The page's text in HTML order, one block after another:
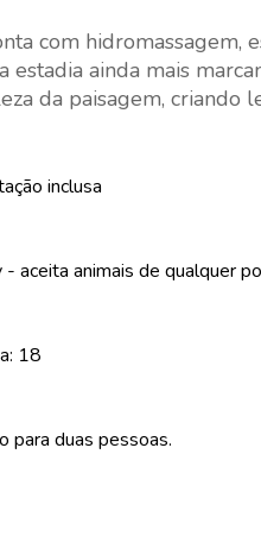
com hidromassagem,
estadia ainda mais
da paisagem, criando
inclusa
aceita animais de qualquer
18
para duas pessoas.